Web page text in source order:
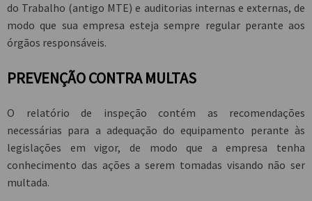
do Trabalho (antigo MTE) e auditorias internas e externas, de
modo que sua empresa esteja sempre regular perante aos
órgãos responsáveis.
PREVENÇÃO CONTRA MULTAS
O relatório de inspeção contém as recomendações
necessárias para a adequação do equipamento perante às
legislações em vigor, de modo que a empresa tenha
conhecimento das ações a serem tomadas visando não ser
multada.